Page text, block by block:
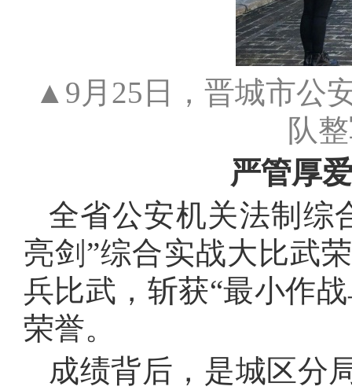
▲9月25日，晋城市公
队
严管厚
全省公安机关法制综
亮剑”综合实战大比武
兵比武，斩获“最小作
荣誉。
成绩背后，是城区分